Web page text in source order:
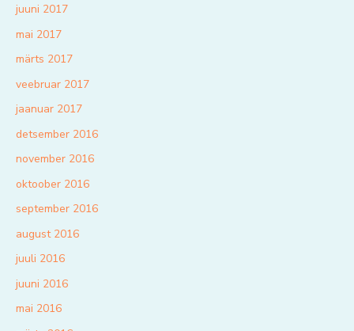
juuni 2017
mai 2017
märts 2017
veebruar 2017
jaanuar 2017
detsember 2016
november 2016
oktoober 2016
september 2016
august 2016
juuli 2016
juuni 2016
mai 2016